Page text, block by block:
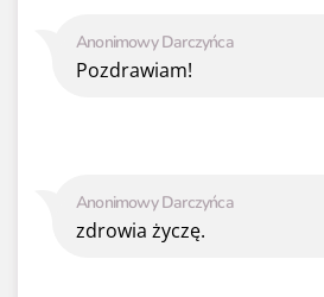
Anonimowy Darczyńca
zdrowia życzę.
Anonimowy Darczyńca
Pozdrawiam!